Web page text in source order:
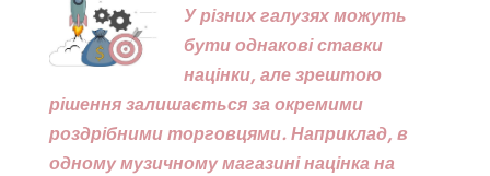
У різних галузях можуть
бути однакові ставки
націнки, але зрештою
рішення залишається за окремими
роздрібними торговцями. Наприклад, в
одному музичному магазині націнка на